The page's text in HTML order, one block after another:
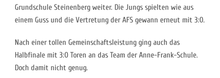
Grundschule Steinenberg weiter. Die Jungs spielten wie aus
einem Guss und die Vertretung der AFS gewann erneut mit 3:0.
Nach einer tollen Gemeinschaftsleistung ging auch das
Halbfinale mit 3:0 Toren an das Team der Anne-Frank-Schule.
Doch damit nicht genug.